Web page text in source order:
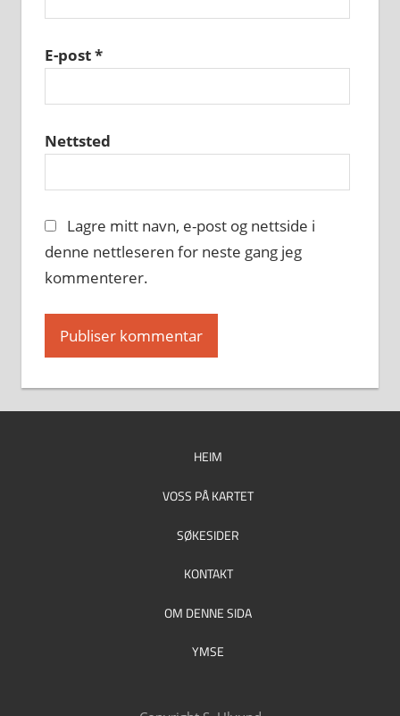
E-post*
Nettsted
Lagre mitt navn, e-post og nettside i
denne nettleseren for neste gang jeg
kommenterer.
HEIM
VOSS PÅ KARTET
SØKESIDER
KONTAKT
OM DENNE SIDA
YMSE